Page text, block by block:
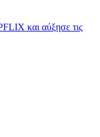
και αύξησε τις